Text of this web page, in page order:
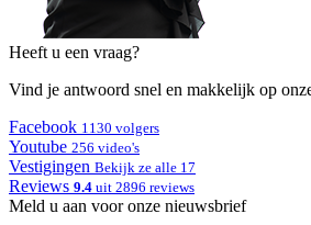
Heeft u een vraag?
Vind je antwoord snel en makkelijk op
Facebook 1130 volgers
Youtube 256 video's
Vestigingen Bekijk ze alle 17
Reviews 9.4 uit 2896 reviews
Meld u aan voor onze nieuwsbrief